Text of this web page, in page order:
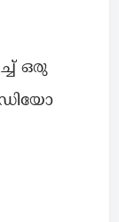
ഒരു